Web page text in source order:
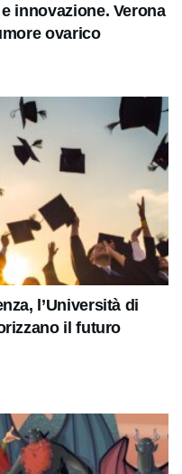
innovazione. Verona
ovarico
l’Università di
il futuro